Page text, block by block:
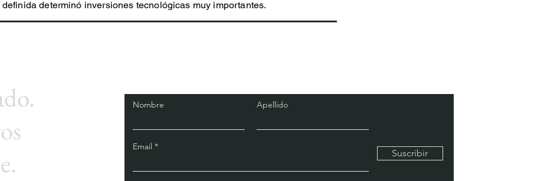
determinó inversiones tecnológicas muy importantes.
Nombre Apellido
Email
Suscribir